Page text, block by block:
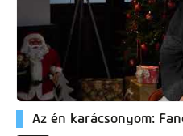
Az én karácsonyom: